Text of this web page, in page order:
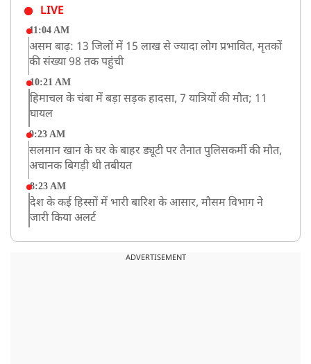
LIVE
11:04 AM
असम बाढ़: 13 जिलों में 15 लाख से ज्यादा लोग प्रभावित, मृतकों
की संख्या 98 तक पहुंची
10:21 AM
हिमाचल के चंबा में बड़ा सड़क हादसा, 7 यात्रियों की मौत; 11
घायल
9:23 AM
सलमान खान के घर के बाहर ड्यूटी पर तैनात पुलिसकर्मी की मौत,
अचानक बिगड़ी थी तबीयत
8:23 AM
देश के कई हिस्सों में भारी बारिश के आसार, मौसम विभाग ने
जारी किया अलर्ट
भारत समेत 5 देशों पर 100% टैरिफ
ADVERTISEMENT